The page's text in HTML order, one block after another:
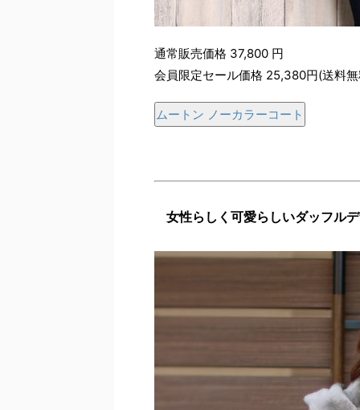
通常販売価格 37,800 円
会員限定セール価格 25,380円(送料
ムートン ノーカラーコート
女性らしく可愛らしいダッフル